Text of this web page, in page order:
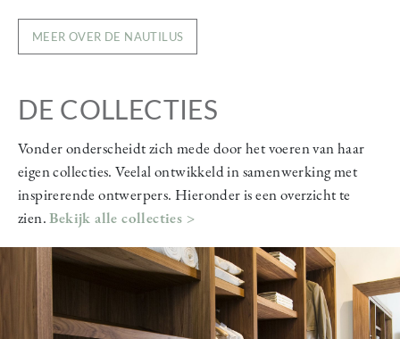
MEER OVER DE NAUTILUS
DE COLLECTIES
Vonder onderscheidt zich mede door het voeren van haar
eigen collecties. Veelal ontwikkeld in samenwerking met
inspirerende ontwerpers. Hieronder is een overzicht te
zien.Bekijk alle collecties >